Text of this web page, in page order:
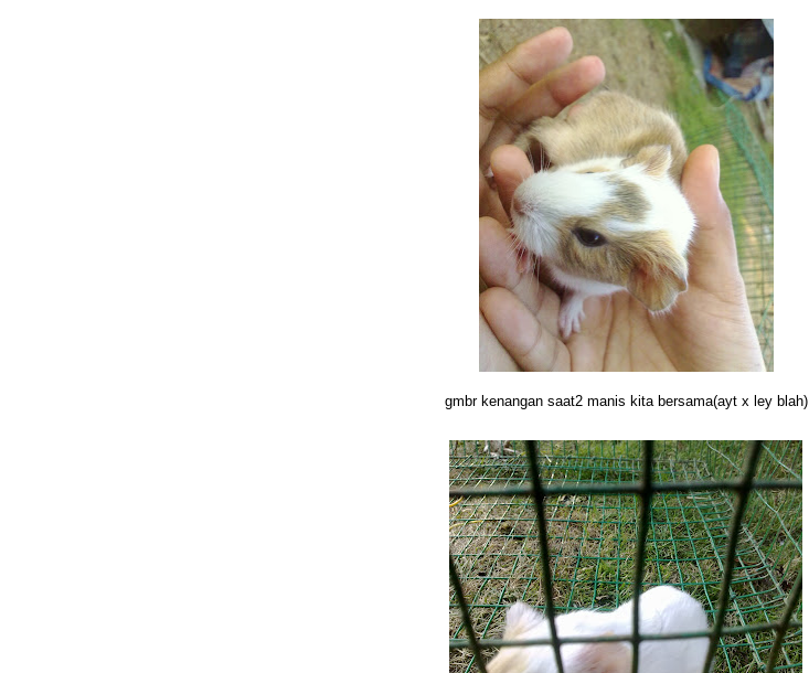
gmbr kenangan saat2 manis kita bersama(ayt x ley blah)